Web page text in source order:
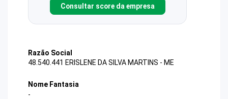
Consultar score da empresa
Razão Social
48.540.441 ERISLENE DA SILVA MARTINS - ME
Nome Fantasia
-